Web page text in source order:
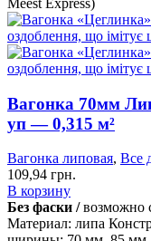
Вагонка 70мм
уп — 0,315 м²
Вагонка липовая, Все
109,94 грн.
В корзину
Без фаски /возможно
Материал: липа